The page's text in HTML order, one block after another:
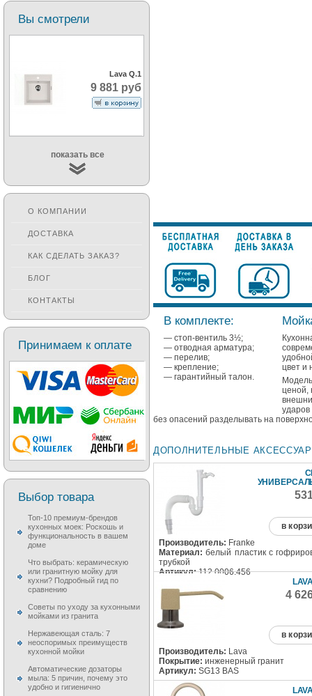
В комплекте:
— стоп-вентиль 3½;
— отводная арматура;
— перелив;
— крепление;
— гарантийный талон.
цвет и
ценой,
ударов
без опасений разделывать на
ДОПОЛНИТЕЛЬНЫЕ
в
Производитель: Franke
Материал: белый пластик с
трубкой
Артикул:112.0006.456
4
в
Производитель: Lava
Покрытие: инженерный гранит
Артикул: SG13 BAS
Вы смотрели
Lava Q.1
9 881 руб
показать все
О КОМПАНИИ
ДОСТАВКА
КАК СДЕЛАТЬ ЗАКАЗ?
БЛОГ
КОНТАКТЫ
Принимаем к оплате
Выбор товара
Топ-10 премиум-брендов
кухонных моек: Роскошь и
функциональность в вашем
доме
Что выбрать: керамическую
или гранитную мойку для
кухни? Подробный гид по
сравнению
Советы по уходу за кухонными
мойками из гранита
Нержавеющая сталь: 7
неоспоримых преимуществ
кухонной мойки
Автоматические дозаторы
мыла: 5 причин, почему это
удобно и гигиенично